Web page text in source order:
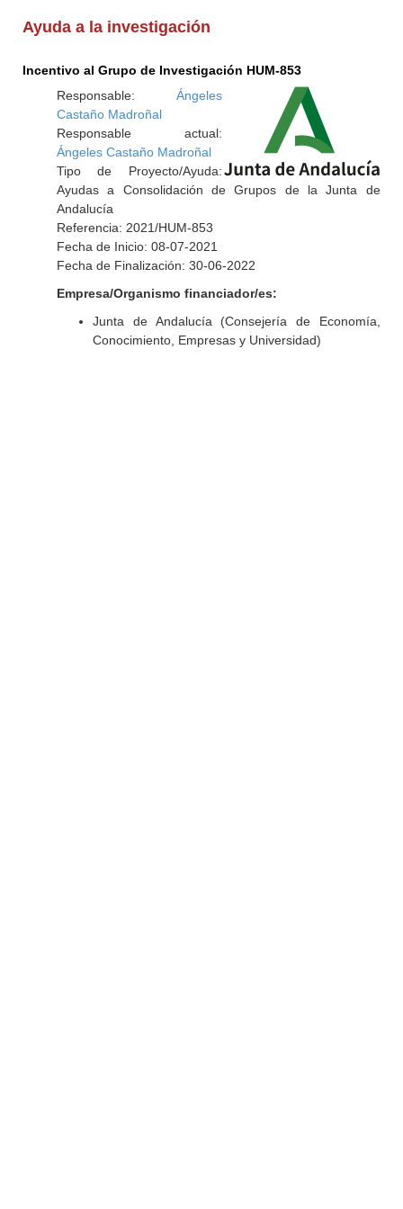
Ayuda a la investigación
Incentivo al Grupo de Investigación HUM-853
Responsable: Ángeles
Castaño Madroñal
Responsable actual:
Ángeles Castaño Madroñal
Tipo de Proyecto/Ayuda:
Ayudas a Consolidación de Grupos de la Junta de
Andalucía
Referencia: 2021/HUM-853
Fecha de Inicio: 08-07-2021
Fecha de Finalización: 30-06-2022
Empresa/Organismo financiador/es:
Junta de Andalucía (Consejería de Economía,
Conocimiento, Empresas y Universidad)